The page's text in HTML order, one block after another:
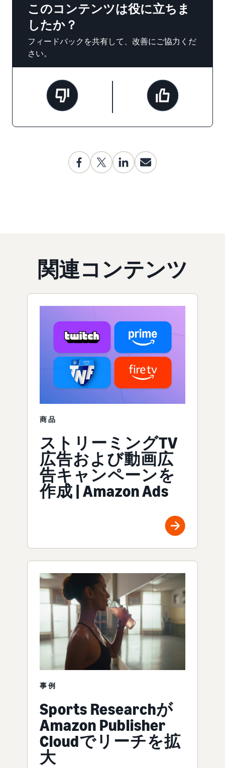
このコンテンツは役に立ちま
したか？
フィードバックを共有して、改善にご協力くだ
さい。
関連コンテンツ
商品
ストリーミングTV
広告および動画広
告キャンペーンを
作成 | Amazon Ads
事例
Sports Researchが
Amazon Publisher
Cloudでリーチを拡
大